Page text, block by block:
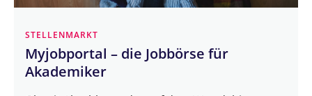
STELLENMARKT
Myjobportal – die Jobbörse für
Akademiker